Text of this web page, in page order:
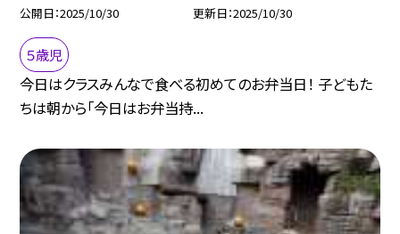
公開日 2025/10/30 更新日 2025/10/30
５歳児
今日はクラスみんなで食べる初めてのお弁当日！ 子どもた
ちは朝から「今日はお弁当持...